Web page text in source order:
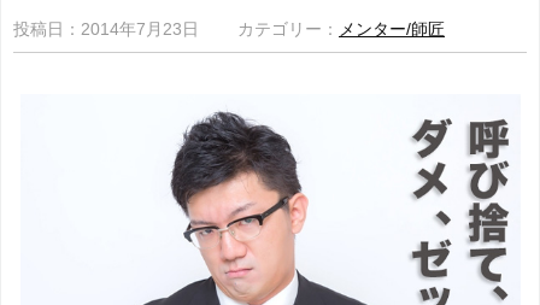
投稿日：2014年7月23日 カテゴリー： メンター/師匠